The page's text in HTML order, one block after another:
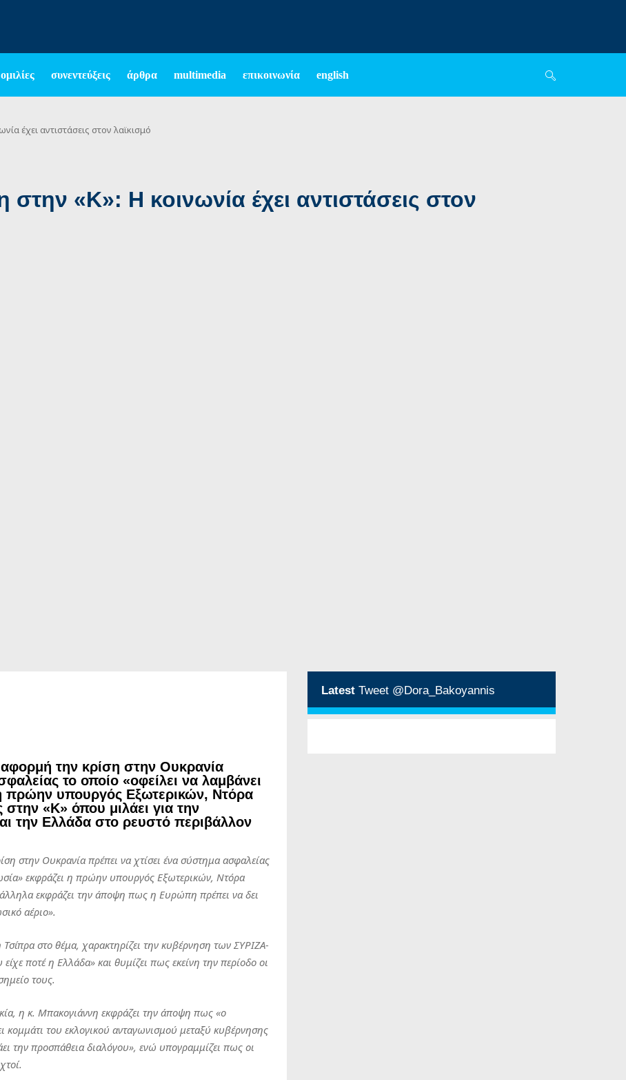
ομιλίες συνεντεύξεις άρθρα multimedia επικοινωνία english
έχει αντιστάσεις στον λαϊκισμό
«Κ»: Η κοινωνία έχει αντιστάσεις στον
την κρίση στην Ουκρανία
το οποίο «οφείλει να λαμβάνει
πρώην υπουργός Εξωτερικών, Ντόρα
«Κ» όπου μιλάει για την
την Ελλάδα στο ρευστό περιβάλλον
στην Ουκρανία πρέπει να χτίσει ένα σύστημα ασφαλείας
εκφράζει η πρώην υπουργός Εξωτερικών, Ντόρα
εκφράζει την άποψη πως η Ευρώπη πρέπει να δει
αέριο».
στο θέμα, χαρακτηρίζει την κυβέρνηση των ΣΥΡΙΖΑ-
ποτέ η Ελλάδα» και θυμίζει πως εκείνη την περίοδο οι
τους.
η κ. Μπακογιάννη εκφράζει την άποψη πως «ο
κομμάτι του εκλογικού ανταγωνισμού μεταξύ κυβέρνησης
την προσπάθεια διαλόγου», ενώ υπογραμμίζει πως οι
Latest Tweet @Dora_Bakoyannis